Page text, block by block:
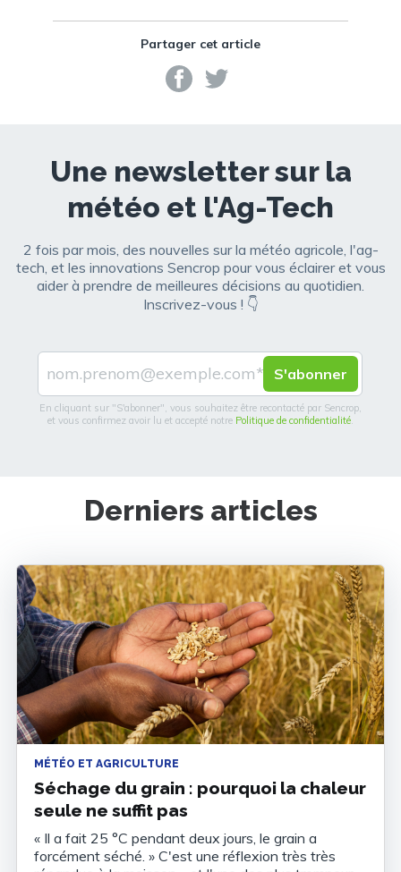
Partager cet article
Une newsletter sur la
météo et l'Ag-Tech
2 fois par mois, des nouvelles sur la météo agricole, l'ag-
tech, et les innovations Sencrop pour vous éclairer et vous
aider à prendre de meilleures décisions au quotidien.
Inscrivez-vous ! 👇
En cliquant sur "S'abonner", vous souhaitez être recontacté par Sencrop,
et vous confirmez avoir lu et accepté notre Politique de confidentialité.
Derniers articles
MÉTÉO ET AGRICULTURE
Séchage du grain : pourquoi la chaleur
seule ne suffit pas
« Il a fait 25 °C pendant deux jours, le grain a
forcément séché. » C'est une réflexion très très